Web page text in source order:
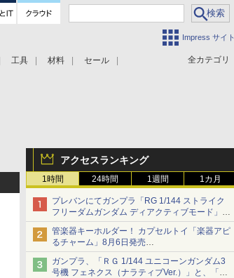
Impress サイト
全カテゴリ
工具 材料 セール
アクセスランキング
1時間 24時間 1週間 1カ月
プレバンにてガンプラ「RG 1/144 ストライク
フリーダムガンダム ディアクティブモード」の
再販分が8月7日11時より予約開始！
管楽器キーホルダー！ カプセルトイ「楽器アピ
るチャーム」8月6日発売
チューバ、テナサクなど5種各3色
ガンプラ、「ＲＧ 1/144 ユニコーンガンダム3
号機 フェネクス（ナラティブVer.）」と、「Ｈ